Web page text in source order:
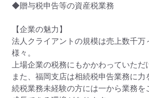
◆贈与税申告等の資産税業務
【企業の魅力】
法人クライアントの規模は売上数千万
様々。
上場企業の税務にもかかわっていただ
また、福岡支店は相続税申告業務に力
続税業務未経験の方には一から業務を